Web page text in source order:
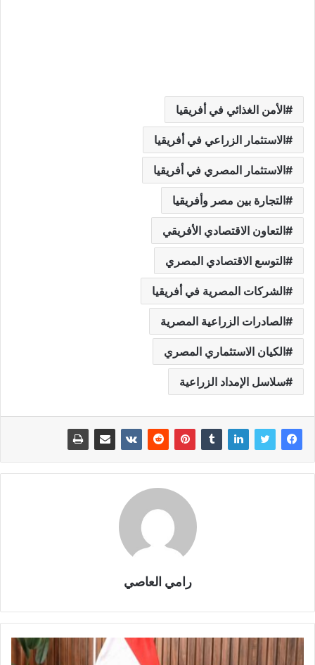
الأمن الغذائي في أفريقيا
الاستثمار الزراعي في أفريقيا
الاستثمار المصري في أفريقيا
التجارة بين مصر وأفريقيا
التعاون الاقتصادي الأفريقي
التوسع الاقتصادي المصري
الشركات المصرية في أفريقيا
الصادرات الزراعية المصرية
الكيان الاستثماري المصري
سلاسل الإمداد الزراعية
رامي العاصي